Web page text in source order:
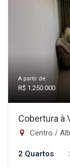
A partir de:
R$ 1.250.000
Cobertura à
Centro /
2 Quartos